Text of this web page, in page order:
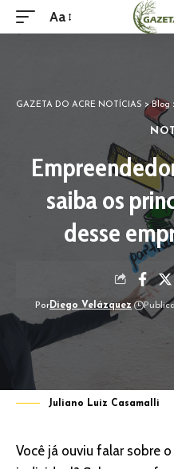
Aa
GAZETA DO ACRE NOTÍCIAS >Blog
saiba os
desse
PorDiego Velázquez
Juliano Luiz Casamalli
Você já ouviu falar sobre